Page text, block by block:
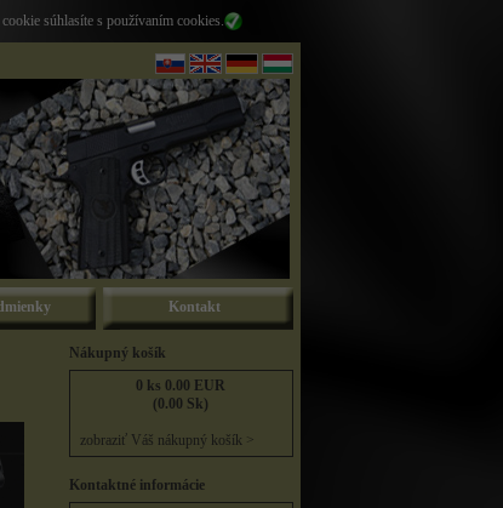
súhlasíte s používaním cookies.
Kontakt
Nákupný košík
0 ks 0.00 EUR
(0.00 Sk)
zobraziť Váš nákupný košík >
Kontaktné informácie